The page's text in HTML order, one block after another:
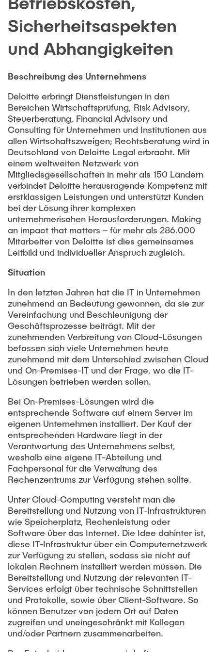
Lehre und Lernen
Best Practices Lehre
LearnING Center
Interdisziplinärer Workshop des FSP
„Biobasierte Prozesse und
Reaktortechnologien“
Studienbereich FIT
Institute im Überblick
Sicherheitsaspekten
und Abhangigkeiten
Beschreibung des Unternehmens
Deloitte erbringt Dienstleistungen in den
Bereichen Wirtschaftsprüfung, Risk Advisory,
Steuerberatung, Financial Advisory und
Consulting für Unternehmen und Institutionen aus
allen Wirtschaftszweigen; Rechtsberatung wird in
Deutschland von Deloitte Legal erbracht. Mit
einem weltweiten Netzwerk von
Mitgliedsgesellschaften in mehr als 150 Ländern
verbindet Deloitte herausragende Kompetenz mit
erstklassigen Leistungen und unterstützt Kunden
bei der Lösung ihrer komplexen
unternehmerischen Herausforderungen. Making
an impact that matters – für mehr als 286.000
Mitarbeiter von Deloitte ist dies gemeinsames
Leitbild und individueller Anspruch zugleich.
Situation
In den letzten Jahren hat die IT in Unternehmen
zunehmend an Bedeutung gewonnen, da sie zur
Vereinfachung und Beschleunigung der
Geschäftsprozesse beiträgt. Mit der
zunehmenden Verbreitung von Cloud-Lösungen
befassen sich viele Unternehmen heute
zunehmend mit dem Unterschied zwischen Cloud
und On-Premises-IT und der Frage, wo die IT-
Lösungen betrieben werden sollen.
Bei On-Premises-Lösungen wird die
entsprechende Software auf einem Server im
eigenen Unternehmen installiert. Der Kauf der
entsprechenden Hardware liegt in der
Verantwortung des Unternehmens selbst,
weshalb eine eigene IT-Abteilung und
Fachpersonal für die Verwaltung des
Rechenzentrums zur Verfügung stehen sollte.
Unter Cloud-Computing versteht man die
Bereitstellung und Nutzung von IT-Infrastrukturen
wie Speicherplatz, Rechenleistung oder
Software über das Internet. Die Idee dahinter ist,
diese IT-Infrastruktur über ein Computernetzwerk
zur Verfügung zu stellen, sodass sie nicht auf
lokalen Rechnern installiert werden müssen. Die
Bereitstellung und Nutzung der relevanten IT-
Services erfolgt über technische Schnittstellen
und Protokolle, sowie über Client-Software. So
können Benutzer von jedem Ort auf Daten
zugreifen und uneingeschränkt mit Kollegen
und/oder Partnern zusammenarbeiten.